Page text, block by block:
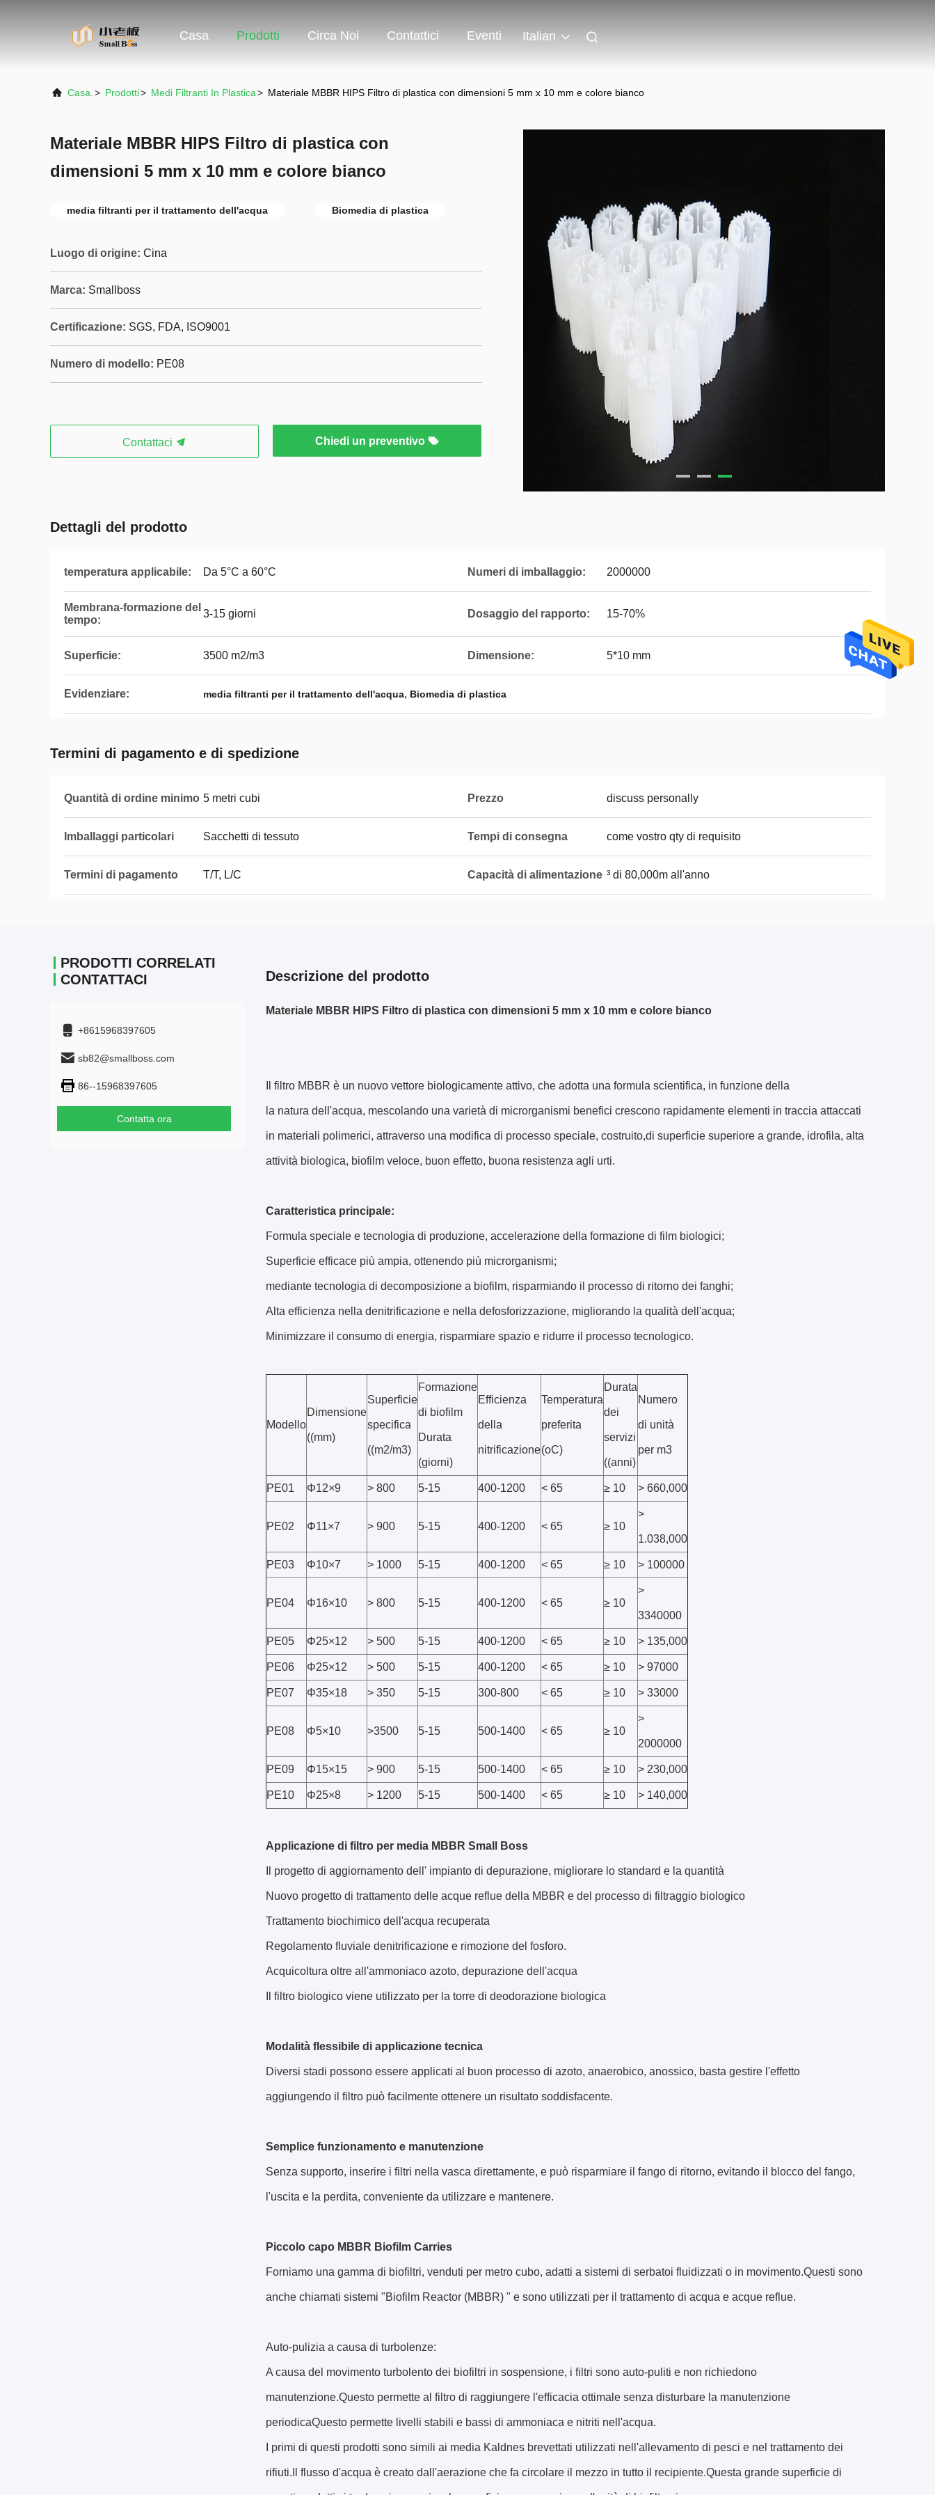
Casa Prodotti Circa Noi Contattici Eventi Italian
Casa. > Prodotti> Medi Filtranti In Plastica> Materiale MBBR HIPS Filtro di plastica con dimensioni 5 mm x 10 mm e colore bianco
Materiale MBBR HIPS Filtro di plastica con
dimensioni 5 mm x 10 mm e colore bianco
media filtranti per il trattamento dell'acqua Biomedia di plastica
Luogo di origine: Cina
Marca: Smallboss
Certificazione: SGS, FDA, ISO9001
Numero di modello: PE08
Contattaci Chiedi un preventivo
Dettagli del prodotto
temperatura applicabile: Da 5°C a 60°C Numeri di imballaggio: 2000000
Membrana-formazione del
tempo:
3-15 giorni Dosaggio del rapporto: 15-70%
Superficie: 3500 m2/m3 Dimensione: 5*10 mm
Evidenziare: media filtranti per il trattamento dell'acqua, Biomedia di plastica
Termini di pagamento e di spedizione
Quantità di ordine minimo 5 metri cubi Prezzo discuss personally
Imballaggi particolari Sacchetti di tessuto Tempi di consegna come vostro qty di requisito
Termini di pagamento T/T, L/C Capacità di alimentazione ³ di 80,000m all'anno
PRODOTTI CORRELATI
CONTATTACI
+8615968397605
sb82@smallboss.com
86--15968397605
Contatta ora
Descrizione del prodotto
Materiale MBBR HIPS Filtro di plastica con dimensioni 5 mm x 10 mm e colore bianco
Il filtro MBBR è un nuovo vettore biologicamente attivo, che adotta una formula scientifica, in funzione della
la natura dell'acqua, mescolando una varietà di microrganismi benefici crescono rapidamente elementi in traccia attaccati
in materiali polimerici, attraverso una modifica di processo speciale, costruito,di superficie superiore a grande, idrofila, alta
attività biologica, biofilm veloce, buon effetto, buona resistenza agli urti.
Caratteristica principale:
Formula speciale e tecnologia di produzione, accelerazione della formazione di film biologici;
Superficie efficace più ampia, ottenendo più microrganismi;
mediante tecnologia di decomposizione a biofilm, risparmiando il processo di ritorno dei fanghi;
Alta efficienza nella denitrificazione e nella defosforizzazione, migliorando la qualità dell'acqua;
Minimizzare il consumo di energia, risparmiare spazio e ridurre il processo tecnologico.
Modello
Dimensione
((mm)
Superficie
specifica
((m2/m3)
Formazione
di biofilm
Durata
(giorni)
Efficienza
della
nitrificazione
Temperatura
preferita
(oC)
Durata
dei
servizi
((anni)
Numero
di unità
per m3
PE01 Φ12×9 > 800 5-15 400-1200 < 65 ≥ 10 > 660,000
PE02 Φ11×7 > 900 5-15 400-1200 < 65 ≥ 10
>
1.038,000
PE03 Φ10×7 > 1000 5-15 400-1200 < 65 ≥ 10 > 100000
PE04 Φ16×10 > 800 5-15 400-1200 < 65 ≥ 10
>
3340000
PE05 Φ25×12 > 500 5-15 400-1200 < 65 ≥ 10 > 135,000
PE06 Φ25×12 > 500 5-15 400-1200 < 65 ≥ 10 > 97000
PE07 Φ35×18 > 350 5-15 300-800 < 65 ≥ 10 > 33000
PE08 Φ5×10 >3500 5-15 500-1400 < 65 ≥ 10
>
2000000
PE09 Φ15×15 > 900 5-15 500-1400 < 65 ≥ 10 > 230,000
PE10 Φ25×8 > 1200 5-15 500-1400 < 65 ≥ 10 > 140,000
Applicazione di filtro per media MBBR Small Boss
Il progetto di aggiornamento dell' impianto di depurazione, migliorare lo standard e la quantità
Nuovo progetto di trattamento delle acque reflue della MBBR e del processo di filtraggio biologico
Trattamento biochimico dell'acqua recuperata
Regolamento fluviale denitrificazione e rimozione del fosforo.
Acquicoltura oltre all'ammoniaco azoto, depurazione dell'acqua
Il filtro biologico viene utilizzato per la torre di deodorazione biologica
Modalità flessibile di applicazione tecnica
Diversi stadi possono essere applicati al buon processo di azoto, anaerobico, anossico, basta gestire l'effetto
aggiungendo il filtro può facilmente ottenere un risultato soddisfacente.
Semplice funzionamento e manutenzione
Senza supporto, inserire i filtri nella vasca direttamente, e può risparmiare il fango di ritorno, evitando il blocco del fango,
l'uscita e la perdita, conveniente da utilizzare e mantenere.
Piccolo capo MBBR Biofilm Carries
Forniamo una gamma di biofiltri, venduti per metro cubo, adatti a sistemi di serbatoi fluidizzati o in movimento.Questi sono
anche chiamati sistemi "Biofilm Reactor (MBBR) " e sono utilizzati per il trattamento di acqua e acque reflue.
Auto-pulizia a causa di turbolenze:
A causa del movimento turbolento dei biofiltri in sospensione, i filtri sono auto-puliti e non richiedono
manutenzione.Questo permette al filtro di raggiungere l'efficacia ottimale senza disturbare la manutenzione
periodicaQuesto permette livelli stabili e bassi di ammoniaca e nitriti nell'acqua.
I primi di questi prodotti sono simili ai media Kaldnes brevettati utilizzati nell'allevamento di pesci e nel trattamento dei
rifiuti.Il flusso d'acqua è creato dall'aerazione che fa circolare il mezzo in tutto il recipiente.Questa grande superficie di